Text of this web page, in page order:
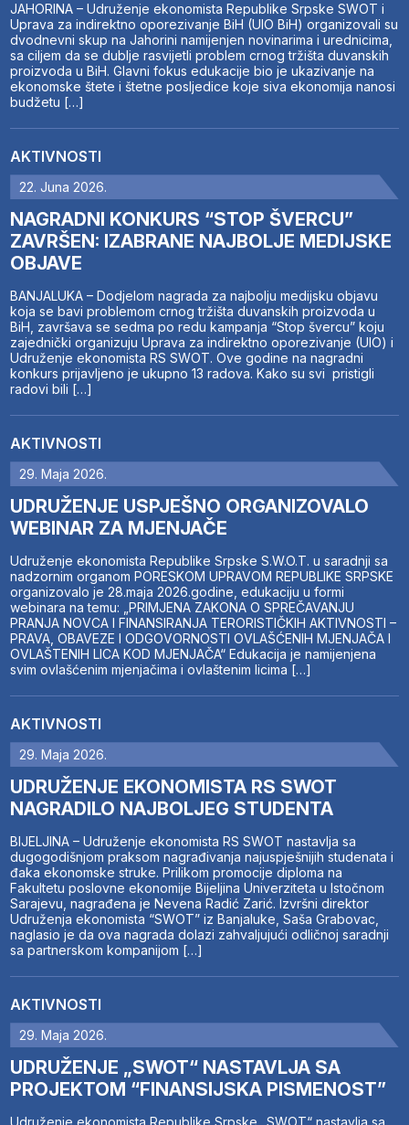
JAHORINA – Udruženje ekonomista Republike Srpske SWOT i
Uprava za indirektno oporezivanje BiH (UIO BiH) organizovali su
dvodnevni skup na Jahorini namijenjen novinarima i urednicima,
sa ciljem da se dublje rasvijetli problem crnog tržišta duvanskih
proizvoda u BiH. Glavni fokus edukacije bio je ukazivanje na
ekonomske štete i štetne posljedice koje siva ekonomija nanosi
budžetu […]
AKTIVNOSTI
22. Juna 2026.
NAGRADNI KONKURS “STOP ŠVERCU”
ZAVRŠEN: IZABRANE NAJBOLJE MEDIJSKE
OBJAVE
BANJALUKA – Dodjelom nagrada za najbolju medijsku objavu
koja se bavi problemom crnog tržišta duvanskih proizvoda u
BiH, završava se sedma po redu kampanja “Stop švercu” koju
zajednički organizuju Uprava za indirektno oporezivanje (UIO) i
Udruženje ekonomista RS SWOT. Ove godine na nagradni
konkurs prijavljeno je ukupno 13 radova. Kako su svi pristigli
radovi bili […]
AKTIVNOSTI
29. Maja 2026.
UDRUŽENJE USPJEŠNO ORGANIZOVALO
WEBINAR ZA MJENJAČE
Udruženje ekonomista Republike Srpske S.W.O.T. u saradnji sa
nadzornim organom PORESKOM UPRAVOM REPUBLIKE SRPSKE
organizovalo je 28.maja 2026.godine, edukaciju u formi
webinara na temu: „PRIMJENA ZAKONA O SPREČAVANJU
PRANJA NOVCA I FINANSIRANJA TERORISTIČKIH AKTIVNOSTI –
PRAVA, OBAVEZE I ODGOVORNOSTI OVLAŠĆENIH MJENJAČA I
OVLAŠTENIH LICA KOD MJENJAČA“ Edukacija je namijenjena
svim ovlašćenim mjenjačima i ovlaštenim licima […]
AKTIVNOSTI
29. Maja 2026.
UDRUŽENJE EKONOMISTA RS SWOT
NAGRADILO NAJBOLJEG STUDENTA
BIJELJINA – Udruženje ekonomista RS SWOT nastavlja sa
dugogodišnjom praksom nagrađivanja najuspješnijih studenata i
đaka ekonomske struke. Prilikom promocije diploma na
Fakultetu poslovne ekonomije Bijeljina Univerziteta u Istočnom
Sarajevu, nagrađena je Nevena Radić Zarić. Izvršni direktor
Udruženja ekonomista “SWOT” iz Banjaluke, Saša Grabovac,
naglasio je da ova nagrada dolazi zahvaljujući odličnoj saradnji
sa partnerskom kompanijom […]
AKTIVNOSTI
29. Maja 2026.
UDRUŽENJE „SWOT“ NASTAVLJA SA
PROJEKTOM “FINANSIJSKA PISMENOST”